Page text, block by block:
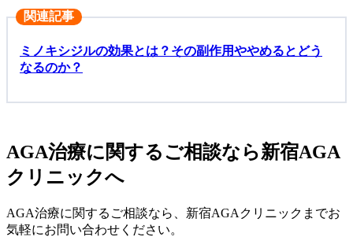
関連記事
ミノキシジルの効果とは？その副作用ややめるとどう
なるのか？
AGA治療に関するご相談なら新宿AGA
クリニックへ
AGA治療に関するご相談なら、新宿AGAクリニックまでお
気軽にお問い合わせください。